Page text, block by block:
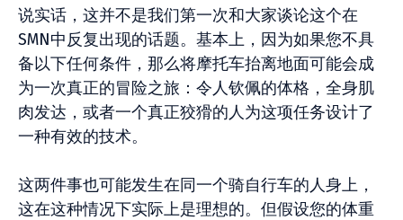
说实话，这并不是我们第一次和大家谈论这个在
SMN中反复出现的话题。基本上，因为如果您不具
备以下任何条件，那么将摩托车抬离地面可能会成
为一次真正的冒险之旅：令人钦佩的体格，全身肌
肉发达，或者一个真正狡猾的人为这项任务设计了
一种有效的技术。
这两件事也可能发生在同一个骑自行车的人身上，
这在这种情况下实际上是理想的。但假设您的体重